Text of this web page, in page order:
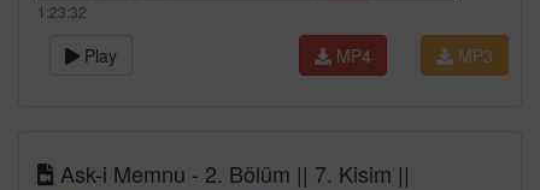
1:23:32
Play MP3
MP4
Ask-i Memnu - 2. Bölüm || 7. Kisim ||